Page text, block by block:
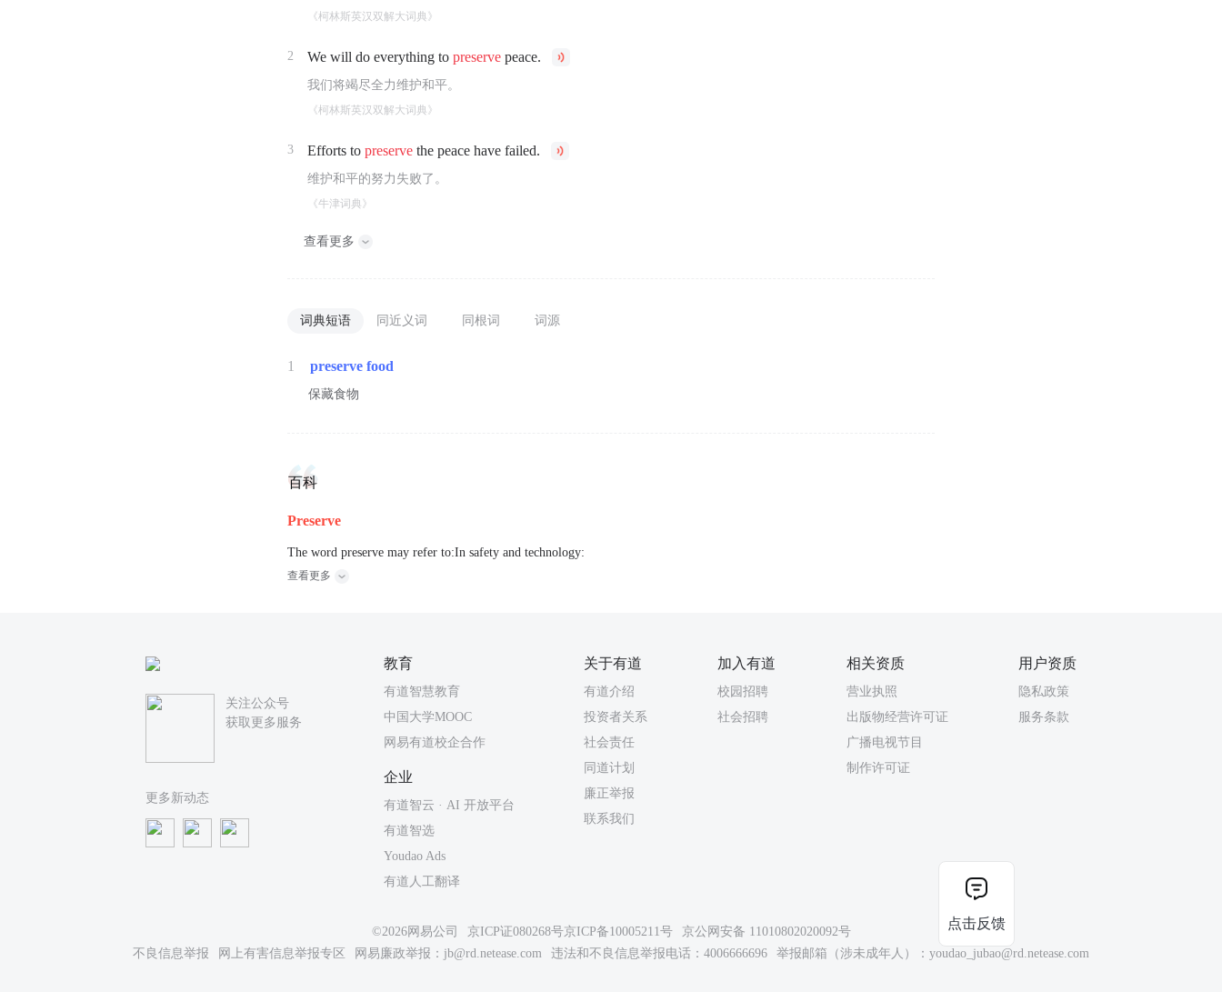
《柯林斯英汉双解大词典》
2 We will do everything topreserve peace.
我们将竭尽全力维护和平。
《柯林斯英汉双解大词典》
3 Efforts topreserve the peace have failed.
维护和平的努力失败了。
《牛津词典》
查看更多
词典短语 同近义词 同根词 词源
1 preserve food
保藏食物
百科
Preserve
The word preserve may refer to:In safety and technology:
查看更多
关注公众号
获取更多服务
更多新动态
教育
有道智慧教育
中国大学MOOC
网易有道校企合作
关于有道
有道介绍
投资者关系
社会责任
同道计划
廉正举报
联系我们
加入有道
校园招聘
社会招聘
相关资质
营业执照
出版物经营许可证
广播电视节目
制作许可证
用户资质
隐私政策
服务条款
企业
有道智云 · AI 开放平台
有道智选
Youdao Ads
有道人工翻译
©2026网易公司 京ICP证080268号京ICP备10005211号
京公网安备 11010802020092号
不良信息举报
网上有害信息举报专区 网易廉政举报： jb@rd.netease.com 违法和不良信息举报电话：4006666696 举报邮箱（涉未成年人）：youdao_jubao@rd.netease.com
点击反馈